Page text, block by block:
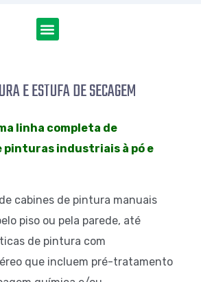
E ESTUFA DE SECAGEM
linha completa de
pinturas industriais à pó e
cabines de pintura manuais
piso ou pela parede, até
de pintura com
que incluem pré-tratamento